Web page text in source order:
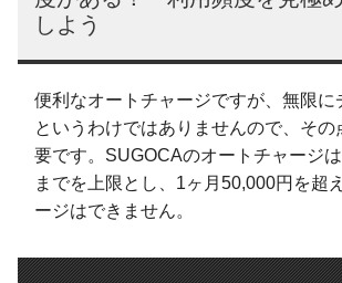
しよう
便利なオートチャージですが、無限に
というわけではありませんので、その
要です。SUGOCAのオートチャージ
までを上限とし、1ヶ月50,000円を超
ージはできません。